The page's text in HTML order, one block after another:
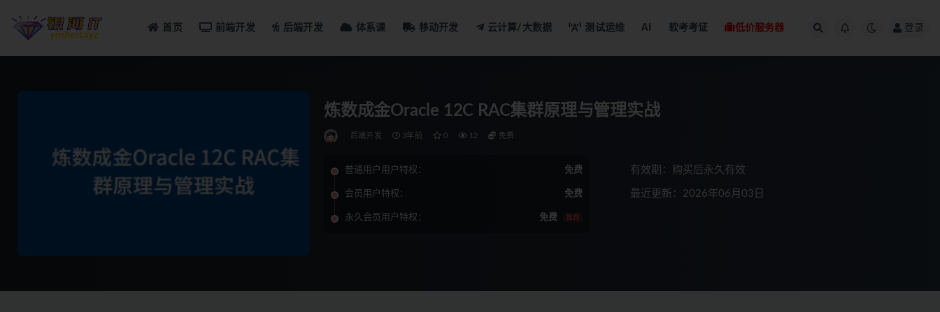
首页 前端开发 后端开发 体系课 移动开发 云计算/大数据 测试运维 AI 软考考证 低价服务器 登录
炼数成金Oracle 12C RAC集群原理与管理实战
后端开发 3年前 0 12 免费
普通用户用户特权： 免费
会员用户特权： 免费
永久会员用户特权： 免费 推荐
有效期：购买后永久有效
最近更新：2026年06月03日